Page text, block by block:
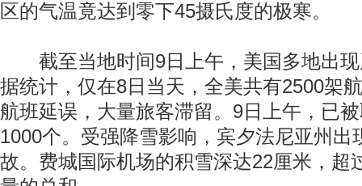
区的气温竟达到零下45摄氏度的极寒。
截至当地时间9日上午，美国多地出现
据统计，仅在8日当天，全美共有2500架
航班延误，大量旅客滞留。9日上午，已
1000个。受强降雪影响，宾夕法尼亚州出
故。费城国际机场的积雪深达22厘米，超